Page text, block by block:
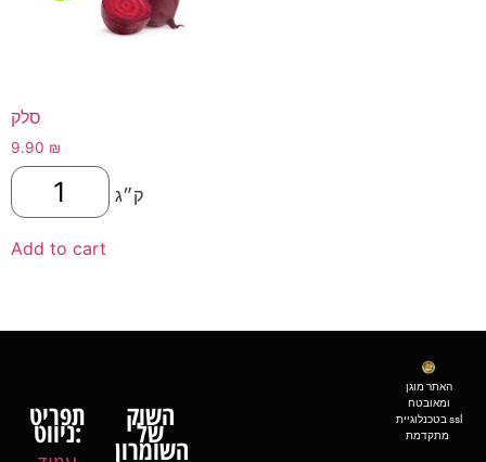
סלק
9.90 ₪
ק״ג
Add to cart
תפריט
ניווט: השוק
של
האתר מוגן
ומאובטח
בטכנלוגיית ssl